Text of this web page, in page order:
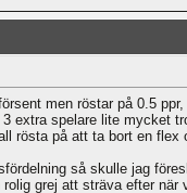
men röstar på 0.5
extra spelare lite mycket
rösta på att ta bort en flex
så skulle jag
grej att sträva efter när